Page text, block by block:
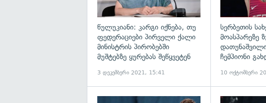
წულუკიანი: კარგი იქნება, თუ
ფედერაციები პირველი ქალი
მინისტრის პირობებში
მუშტებზე ყურებას შეწყვეტენ
3 დეკემბერი 2021, 15:41
სერბეთის
მოასპარეზე
ჩემპიონი
10 ოქტომბერი